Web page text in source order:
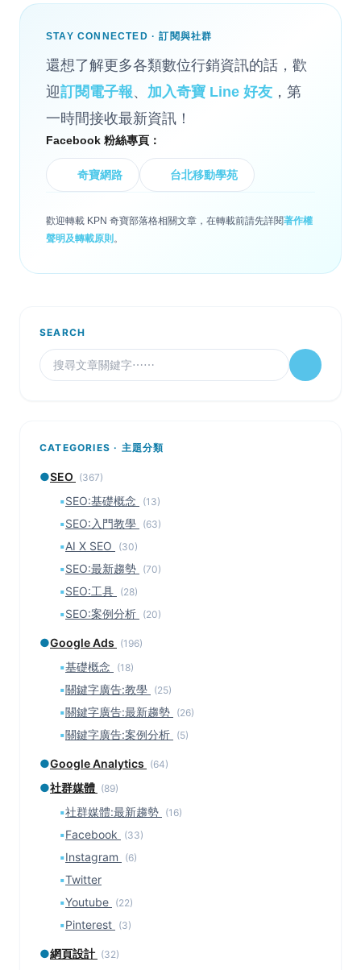
STAY CONNECTED · 訂閱與社群
還想了解更多各類數位行銷資訊的話，歡
迎訂閱電子報、 加入奇寶 Line 好友 ，第
一時間接收最新資訊！
Facebook 粉絲專頁：
奇寶網路 台北移動學苑
歡迎轉載 KPN 奇寶部落格相關文章，在轉載前請先詳閱著作權
聲明及轉載原則 。
SEARCH
CATEGORIES · 主題分類
●SEO (367)
▪SEO:基礎概念 (13)
▪SEO:入門教學 (63)
▪AI X SEO (30)
▪SEO:最新趨勢 (70)
▪SEO:工具 (28)
▪SEO:案例分析 (20)
●Google Ads (196)
▪基礎概念 (18)
▪關鍵字廣告:教學 (25)
▪關鍵字廣告:最新趨勢 (26)
▪關鍵字廣告:案例分析 (5)
●Google Analytics (64)
●社群媒體 (89)
▪社群媒體:最新趨勢 (16)
▪Facebook (33)
▪Instagram (6)
▪Twitter
▪Youtube (22)
▪Pinterest (3)
●網頁設計 (32)